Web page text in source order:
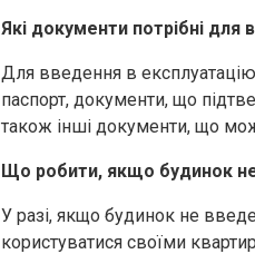
Які документи потрібні для
Для введення в експлуатацію
паспорт, документи, що
також інші документи, що
Що робити, якщо будинок
У разі, якщо будинок не
користуватися своїми